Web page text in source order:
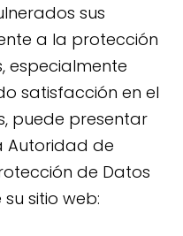
sus
a la protección
especialmente
satisfacción en el
puede presentar
Autoridad de
de Datos
sitio web: